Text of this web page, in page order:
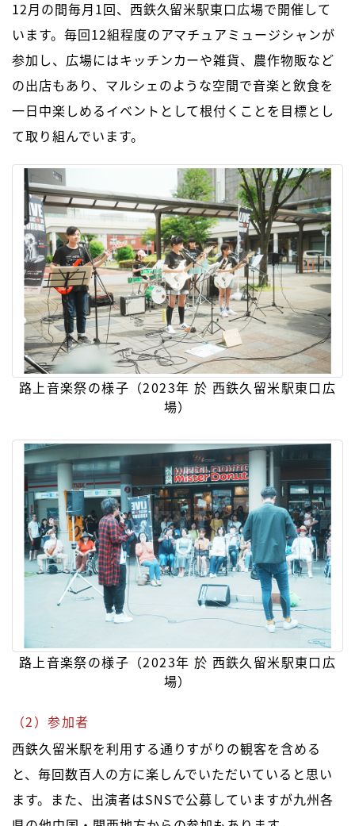
12月の間毎月1回、西鉄久留米駅東口広場で開催して
います。毎回12組程度のアマチュアミュージシャンが
参加し、広場にはキッチンカーや雑貨、農作物販など
の出店もあり、マルシェのような空間で音楽と飲食を
一日中楽しめるイベントとして根付くことを目標とし
て取り組んでいます。
路上音楽祭の様子（2023年 於 西鉄久留米駅東口広
場）
路上音楽祭の様子（2023年 於 西鉄久留米駅東口広
場）
（2）参加者
西鉄久留米駅を利用する通りすがりの観客を含める
と、毎回数百人の方に楽しんでいただいていると思い
ます。また、出演者はSNSで公募していますが九州各